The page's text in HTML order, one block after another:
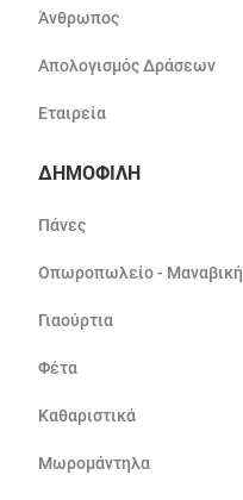
Άνθρωπος
Απολογισμός Δράσεων
Εταιρεία
ΔΗΜΟΦΙΛΗ
Πάνες
Οπωροπωλείο - Μαναβική
Γιαούρτια
Φέτα
Καθαριστικά
Μωρομάντηλα